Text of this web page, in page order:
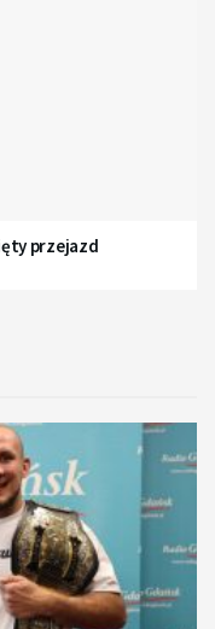
przejazd